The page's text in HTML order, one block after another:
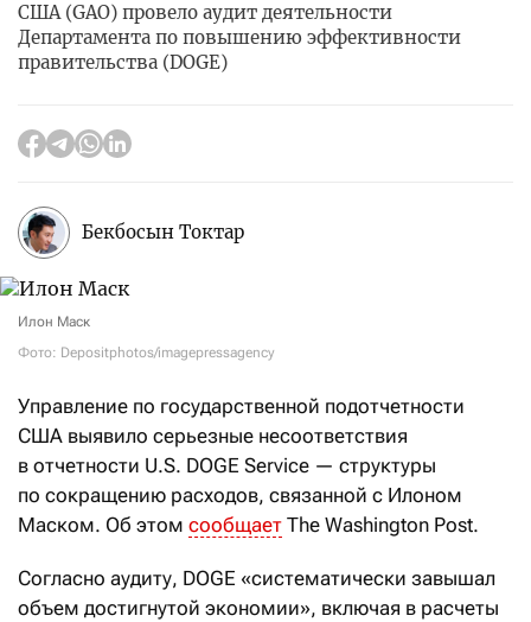
США (GAO) провело аудит деятельности
Департамента по повышению эффективности
правительства (DOGE)
Бекбосын Токтар
Илон Маск
Фото: Depositphotos/imagepressagency
Управление по государственной подотчетности
США выявило серьезные несоответствия
в отчетности U.S. DOGE Service — структуры
по сокращению расходов, связанной с Илоном
Маском. Об этом сообщает The Washington Post.
Согласно аудиту, DOGE «систематически завышал
объем достигнутой экономии», включая в расчеты